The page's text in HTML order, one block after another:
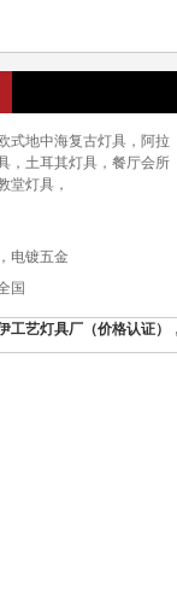
式地中海复古灯具，阿拉
，土耳其灯具，餐厅会所
堂灯具，
电镀五金
国
工艺灯具厂（价格认证